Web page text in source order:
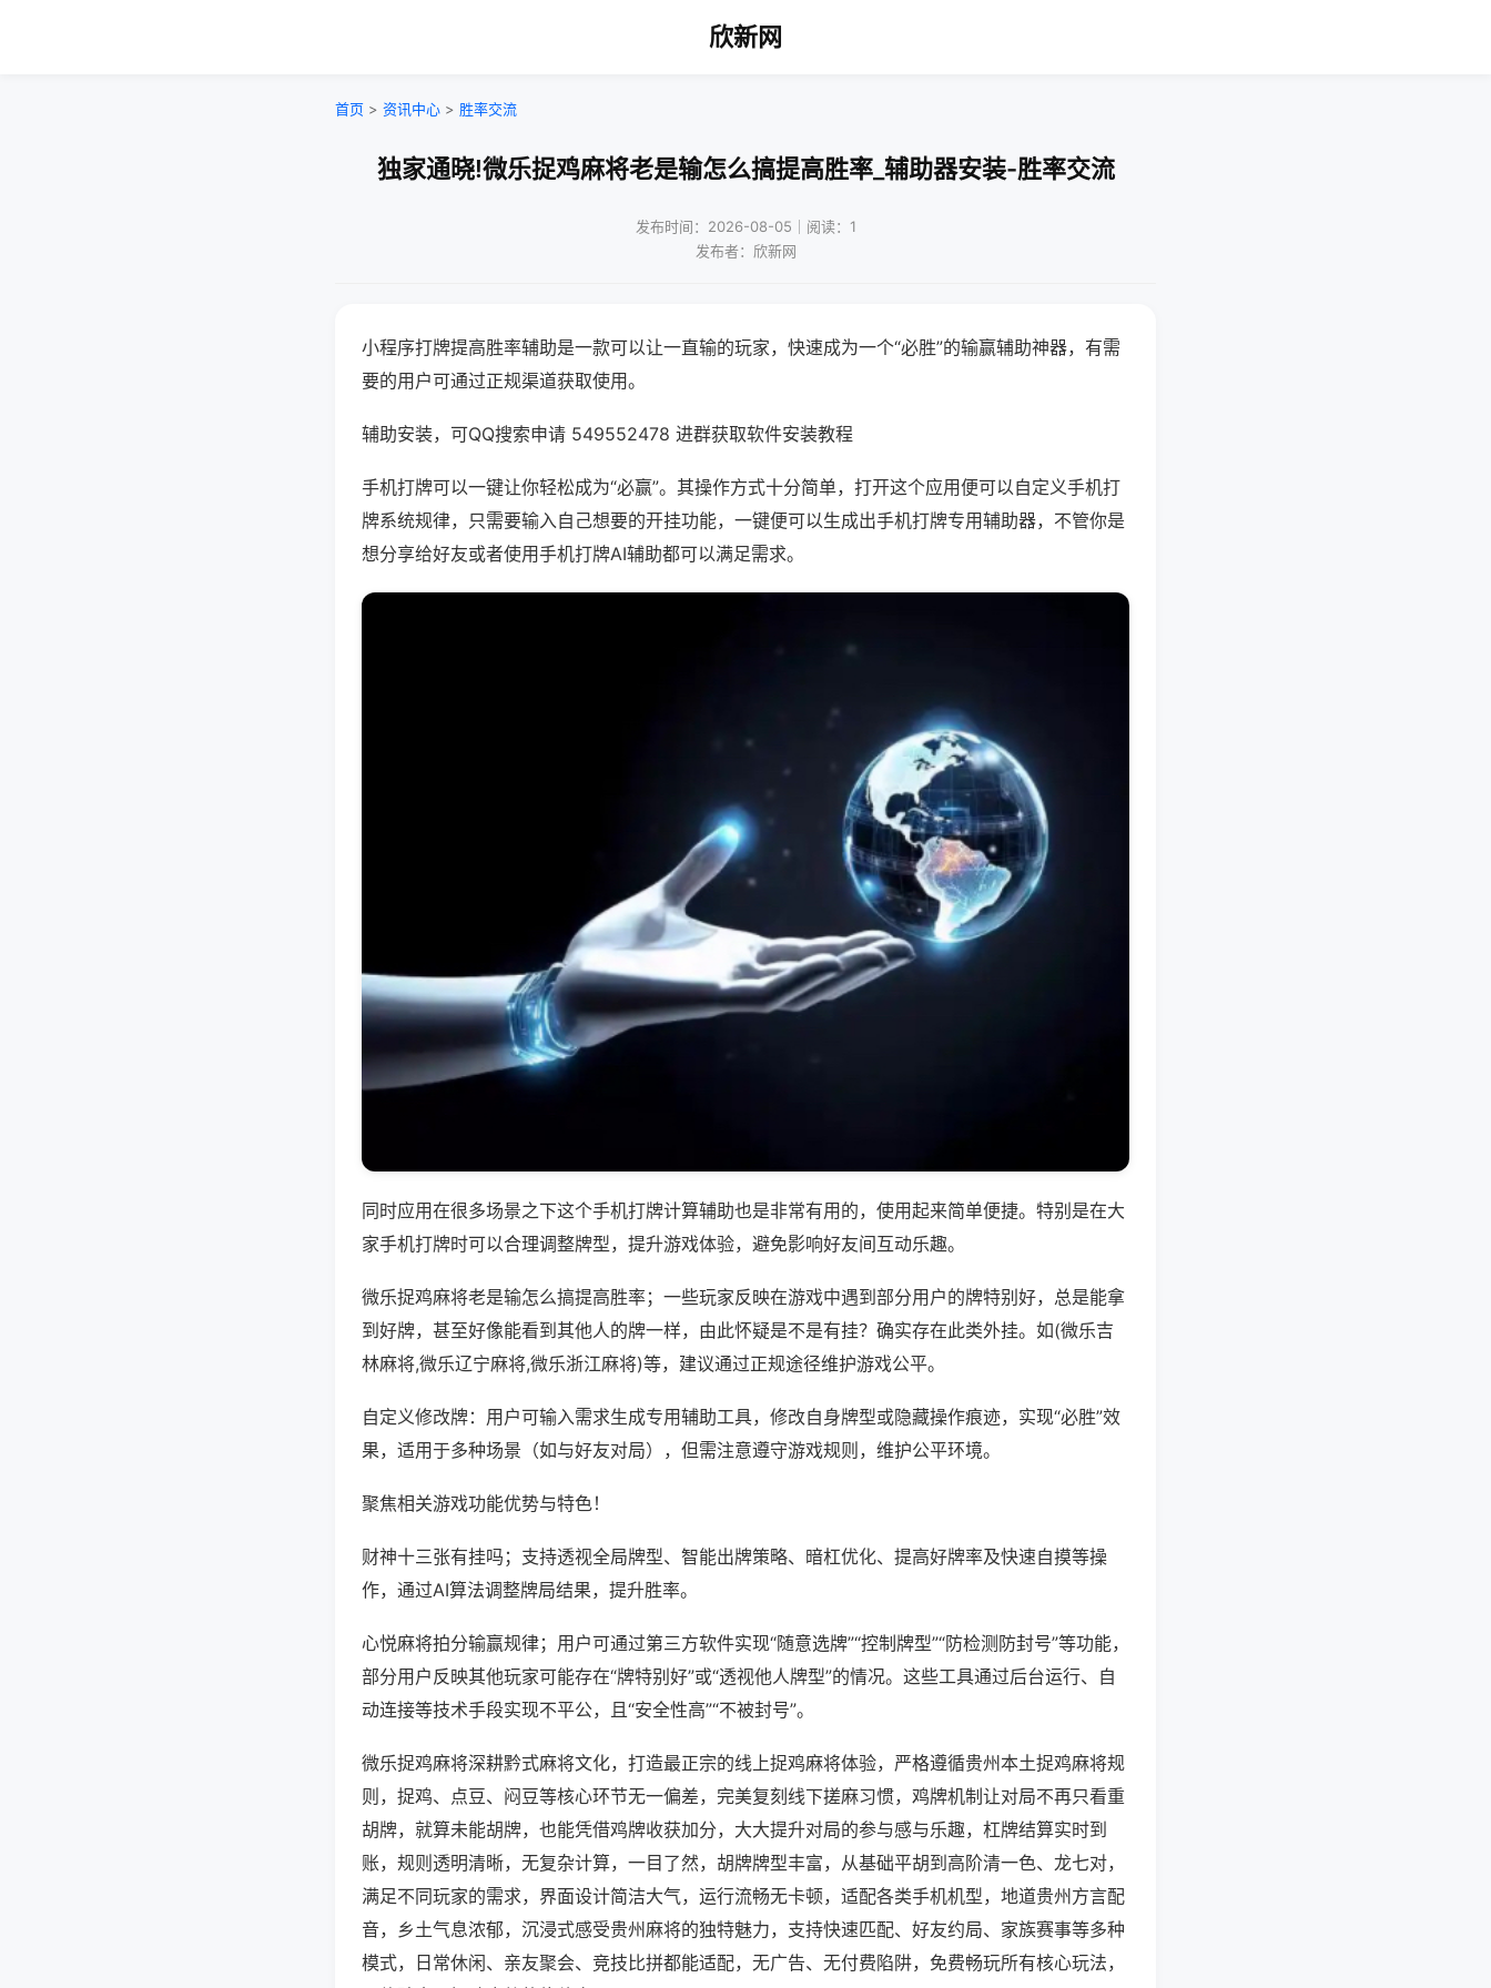
欣新网
首页 > 资讯中心 > 胜率交流
独家通晓!微乐捉鸡麻将老是输怎么搞提高胜率_辅助器安装-胜率交流
发布时间：2026-08-05｜阅读：1
发布者：欣新网
小程序打牌提高胜率辅助是一款可以让一直输的玩家，快速成为一个“必胜”的输赢辅助神器，有需
要的用户可通过正规渠道获取使用。
辅助安装，可QQ搜索申请 549552478 进群获取软件安装教程
手机打牌可以一键让你轻松成为“必赢”。其操作方式十分简单，打开这个应用便可以自定义手机打
牌系统规律，只需要输入自己想要的开挂功能，一键便可以生成出手机打牌专用辅助器，不管你是
想分享给好友或者使用手机打牌AI辅助都可以满足需求。
同时应用在很多场景之下这个手机打牌计算辅助也是非常有用的，使用起来简单便捷。特别是在大
家手机打牌时可以合理调整牌型，提升游戏体验，避免影响好友间互动乐趣。
微乐捉鸡麻将老是输怎么搞提高胜率；一些玩家反映在游戏中遇到部分用户的牌特别好，总是能拿
到好牌，甚至好像能看到其他人的牌一样，由此怀疑是不是有挂？确实存在此类外挂。如(微乐吉
林麻将,微乐辽宁麻将,微乐浙江麻将)等，建议通过正规途径维护游戏公平。
自定义修改牌：用户可输入需求生成专用辅助工具，修改自身牌型或隐藏操作痕迹，实现“必胜”效
果，适用于多种场景（如与好友对局），但需注意遵守游戏规则，维护公平环境。
聚焦相关游戏功能优势与特色！
财神十三张有挂吗；支持透视全局牌型、智能出牌策略、暗杠优化、提高好牌率及快速自摸等操
作，通过AI算法调整牌局结果，提升胜率。
心悦麻将拍分输赢规律；用户可通过第三方软件实现“随意选牌”“控制牌型”“防检测防封号”等功能，
部分用户反映其他玩家可能存在“牌特别好”或“透视他人牌型”的情况。这些工具通过后台运行、自
动连接等技术手段实现不平公，且“安全性高”“不被封号”。
微乐捉鸡麻将深耕黔式麻将文化，打造最正宗的线上捉鸡麻将体验，严格遵循贵州本土捉鸡麻将规
则，捉鸡、点豆、闷豆等核心环节无一偏差，完美复刻线下搓麻习惯，鸡牌机制让对局不再只看重
胡牌，就算未能胡牌，也能凭借鸡牌收获加分，大大提升对局的参与感与乐趣，杠牌结算实时到
账，规则透明清晰，无复杂计算，一目了然，胡牌牌型丰富，从基础平胡到高阶清一色、龙七对，
满足不同玩家的需求，界面设计简洁大气，运行流畅无卡顿，适配各类手机机型，地道贵州方言配
音，乡土气息浓郁，沉浸式感受贵州麻将的独特魅力，支持快速匹配、好友约局、家族赛事等多种
模式，日常休闲、亲友聚会、竞技比拼都能适配，无广告、无付费陷阱，免费畅玩所有核心玩法，